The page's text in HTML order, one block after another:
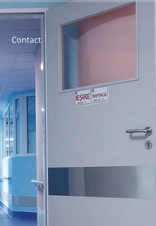
Contact